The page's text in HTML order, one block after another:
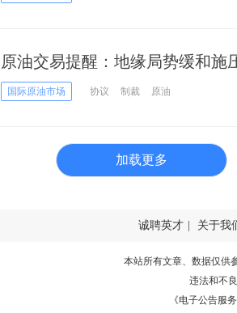
原油交易提醒：地缘局势缓和施
沿等待企稳
国际原油市场 协议 制裁 原油
加载更多
诚聘英才 关于我
本站所有文章、数据仅供
违法和不
《电子公告服务